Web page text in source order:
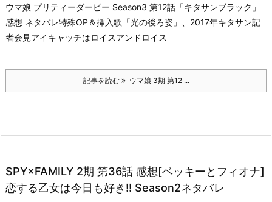
ウマ娘 プリティーダービー Season3 第12話「キタサンブラック」
感想 ネタバレ特殊OP＆挿入歌「光の後ろ姿」、2017年キタサン記
者会見アイキャッチはロイスアンドロイス
記事を読む ウマ娘 3期 第12 ...
SPY×FAMILY 2期 第36話 感想[ベッキーとフィオナ]
恋する乙女は今日も好き!! Season2ネタバレ